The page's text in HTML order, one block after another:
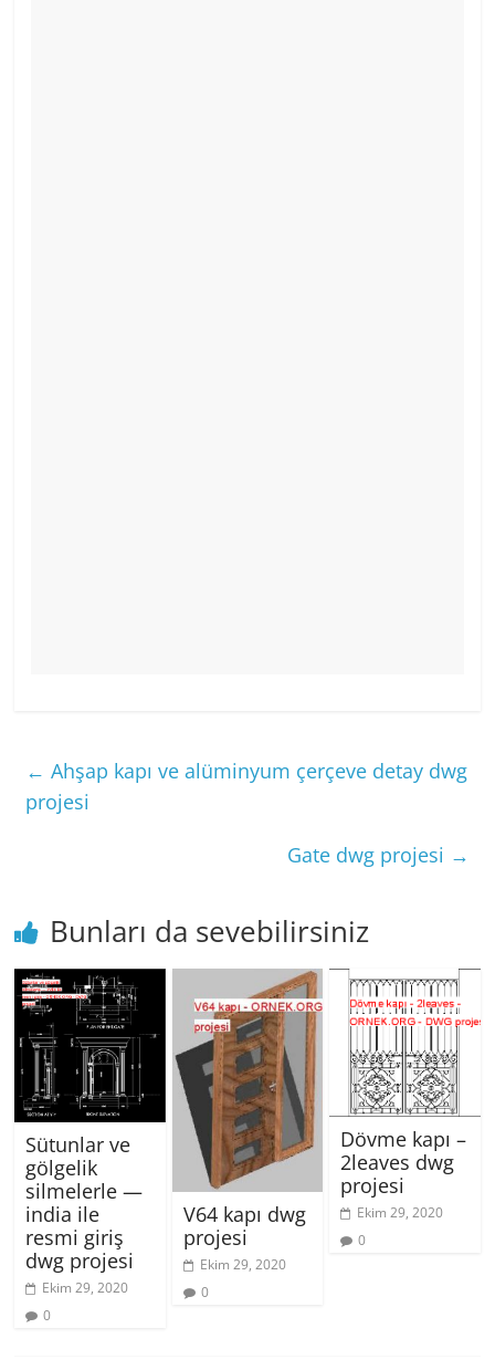
← Ahşap kapı ve alüminyum çerçeve detay dwg
projesi
Gate dwg projesi →
Bunları da sevebilirsiniz
Sütunlar ve
gölgelik
silmelerle —
india ile
resmi giriş
dwg projesi
Ekim 29, 2020
0
V64 kapı dwg
projesi
Ekim 29, 2020
0
Dövme kapı –
2leaves dwg
projesi
Ekim 29, 2020
0